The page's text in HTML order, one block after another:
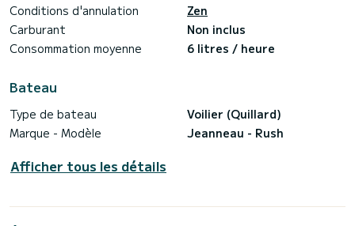
Conditions d'annulation
Zen
Carburant
Non inclus
Consommation moyenne
6 litres / heure
Bateau
Type de bateau
Voilier (Quillard)
Marque - Modèle
Jeanneau - Rush
Afficher tous les détails